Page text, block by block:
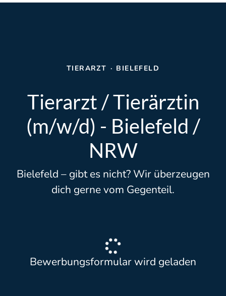
TIERARZT · BIELEFELD
Tierarzt / Tierärztin
(m/w/d) - Bielefeld /
NRW
Bielefeld – gibt es nicht? Wir überzeugen
dich gerne vom Gegenteil.
Bewerbungsformular wird geladen